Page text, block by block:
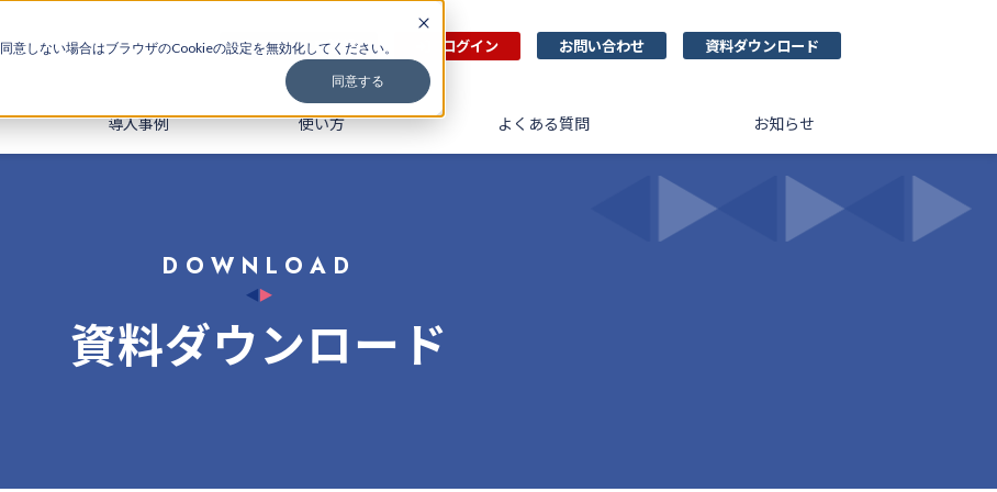
同意しない場合はブラウザのCookieの設定を無効化してください。
同意する
無料会員登録 ログイン お問い合わせ 資料ダウンロード
導入事例 使い方 よくある質問 お知らせ
DOWNLOAD
資料ダウンロード